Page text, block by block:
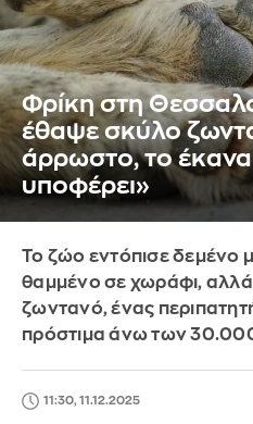
Φρίκη στη
έθαψε σκύλο
άρρωστο, το έκανα
υποφέρει»
Το ζώο εντόπισε δεμένο
θαμμένο σε χωράφι,
ζωντανό, ένας
πρόστιμα άνω των
11:30, 11.12.2025